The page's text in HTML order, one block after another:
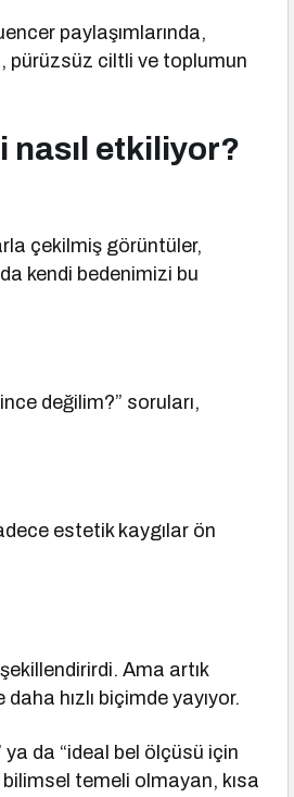
paylaşımlarında,
pürüzsüz ciltli ve toplumun
nasıl etkiliyor?
çekilmiş görüntüler,
kendi bedenimizi bu
değilim?” soruları,
estetik kaygılar ön
Ama artık
hızlı biçimde yayıyor.
da “ideal bel ölçüsü için
temeli olmayan, kısa